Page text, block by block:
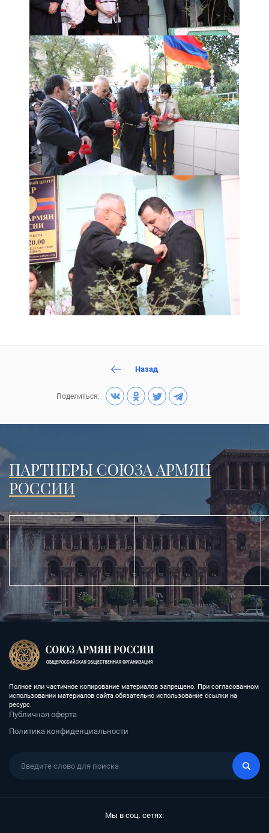
Назад
Поделиться:
ПАРТНЕРЫ СОЮЗА АРМЯН
РОССИИ
Полное или частичное копирование материалов запрещено. При согласованном
использовании материалов сайта обязательно использование ссылки на
ресурс.
Публичная оферта
Политика конфиденциальности
Мы в соц. сетях: